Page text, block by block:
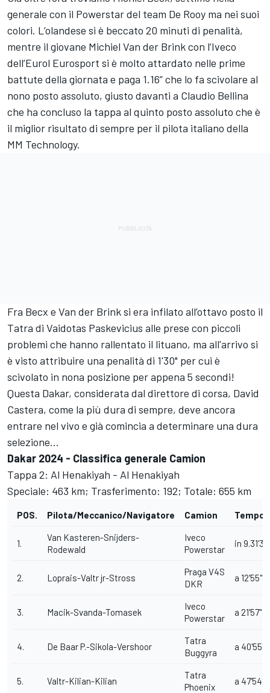
generale con il Powerstar del team De Rooy ma nei suoi
colori. L’olandese si è beccato 20 minuti di penalità,
mentre il giovane Michiel Van der Brink con l’Iveco
dell’Eurol Eurosport si è molto attardato nelle prime
battute della giornata e paga 1.16” che lo fa scivolare al
nono posto assoluto, giusto davanti a Claudio Bellina
che ha concluso la tappa al quinto posto assoluto che è
il miglior risultato di sempre per il pilota italiano della
MM Technology.
Fra Becx e Van der Brink si era infilato all’ottavo posto il
Tatra di Vaidotas Paskevicius alle prese con piccoli
problemi che hanno rallentato il lituano, ma all'arrivo si
è visto attribuire una penalità di 1'30" per cui è
scivolato in nona posizione per appena 5 secondi!
Questa Dakar, considerata dal direttore di corsa, David
Castera, come la più dura di sempre, deve ancora
entrare nel vivo e già comincia a determinare una dura
selezione…
Dakar 2024 - Classifica generale Camion
Tappa 2: Al Henakiyah - Al Henakiyah
Speciale: 463 km; Trasferimento: 192; Totale: 655 km
POS. Pilota/Meccanico/Navigatore Camion
1.
Van Kasteren-Snijders-
Rodewald
Iveco
Powerstar
in 9.31'37"
2. Loprais-Valtr jr-Stross
Praga V4S
DKR
a 12'55"
3. Macik-Svanda-Tomasek
Iveco
Powerstar
a 21'57"
4. De Baar P.-Sikola-Vershoor
Tatra
Buggyra
a 40'55"
5. Valtr-Kilian-Kilian
Tatra
Phoenix
a 47'54"